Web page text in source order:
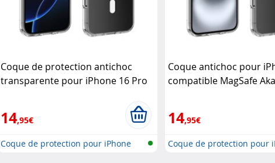
Coque de protection antichoc
transparente pour iPhone 16 Pro
14,95€
Coque de protection pour iPhone
Coque antichoc pour
compatible MagSafe
14,95€
Coque de protection pour